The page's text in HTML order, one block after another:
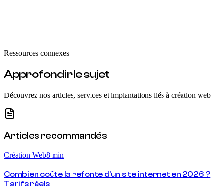
Ressources connexes
Approfondir le sujet
Découvrez nos articles, services et implantations liés à création web
Articles recommandés
Création Web8 min
Combien coûte la refonte d'un site internet en 2026 ?
Tarifs réels